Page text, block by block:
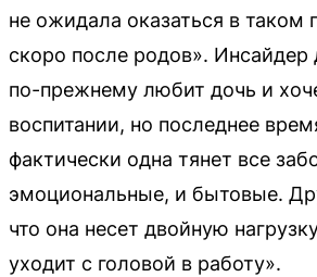
не ожидала оказаться в таком
скоро после родов». Инсайдер
по-прежнему любит дочь и
воспитании, но последнее
фактически одна тянет все
эмоциональные, и бытовые.
что она несет двойную
уходит с головой в работу».